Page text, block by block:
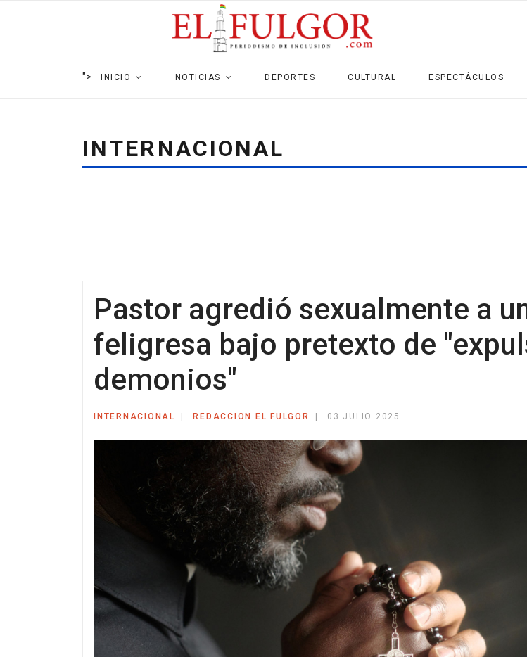
"> INICIO NOTICIAS DEPORTES CULTURAL ESPECTÁCULOS
INTERNACIONAL
Pastor agredió sexualmente a
feligresa bajo pretexto de
demonios"
INTERNACIONAL REDACCIÓN EL FULGOR 03 JULIO 2025